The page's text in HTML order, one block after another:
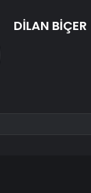
DİLAN BİÇER